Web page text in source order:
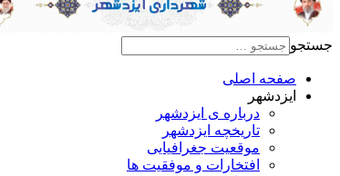
جستجو
صفحه اصلی
ایزدشهر
درباره ی ایزدشهر
تاریخچه ایزدشهر
موقعیت جغرافیایی
افتخارات و موفقیت ها